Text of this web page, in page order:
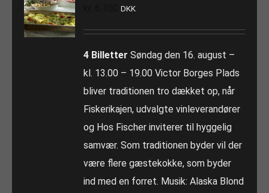
DKK
4 Billetter Søndag den 16. august –
kl. 13.00 – 19.00 Victor Borges Plads
bliver traditionen tro dækket op, når
Fiskerikajen, udvalgte vinleverandører
og Hos Fischer inviterer til hyggelig
samvær. Som traditionen byder vil der
være flere gæstekokke, som byder
ind med en forret. Musik: Alaska Blond